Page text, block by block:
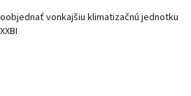
vonkajšiu klimatizačnú jednotku